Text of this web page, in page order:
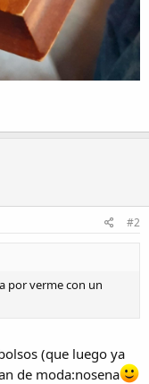
#2
por verme con un
(que luego ya
de moda:nosena